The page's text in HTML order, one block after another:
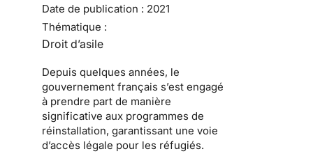
Date de publication : 2021
Thématique :
Droit d’asile
Depuis quelques années, le
gouvernement français s’est engagé
à prendre part de manière
significative aux programmes de
réinstallation, garantissant une voie
d’accès légale pour les réfugiés.